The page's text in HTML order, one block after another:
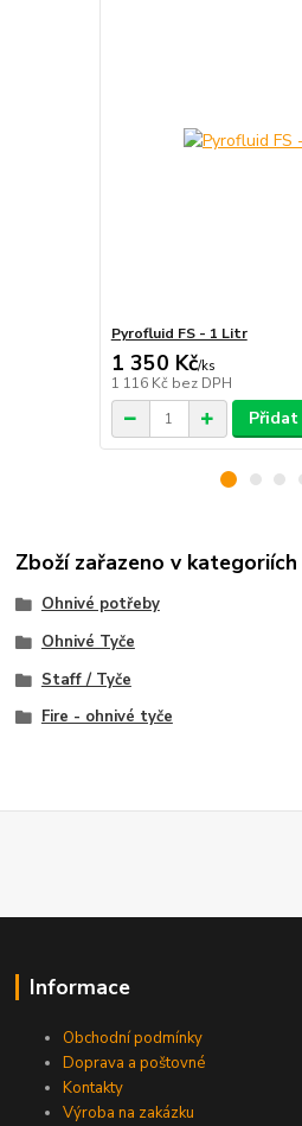
Pyrofluid FS - 1 Litr
1 350 Kč/ks
1 116 Kč bez DPH
Zboží zařazeno v kategoriích
Ohnivé potřeby
Ohnivé Tyče
Staff / Tyče
Fire - ohnivé tyče
Informace
Obchodní podmínky
Doprava a poštovné
Kontakty
Výroba na zakázku